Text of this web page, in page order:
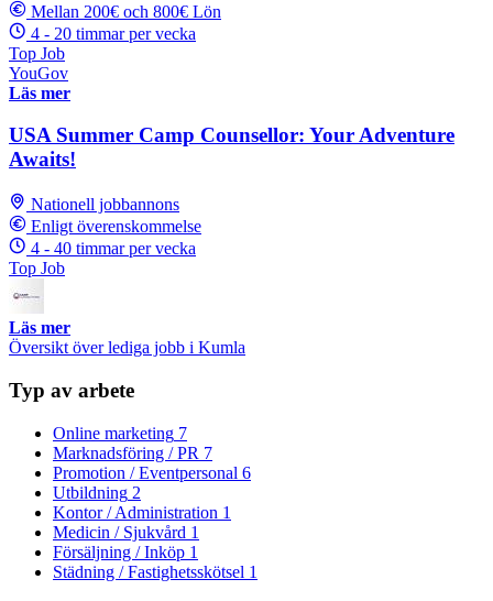
Mellan 200€ och 800€ Lön
4 - 20 timmar per vecka
Top Job
YouGov
Läs mer
USA Summer Camp Counsellor: Your Adventure
Awaits!
Nationell jobbannons
Enligt överenskommelse
4 - 40 timmar per vecka
Top Job
Läs mer
Översikt över lediga jobb i Kumla
Typ av arbete
Online marketing 7
Marknadsföring / PR 7
Promotion / Eventpersonal 6
Utbildning 2
Kontor / Administration 1
Medicin / Sjukvård 1
Försäljning / Inköp 1
Städning / Fastighetsskötsel 1